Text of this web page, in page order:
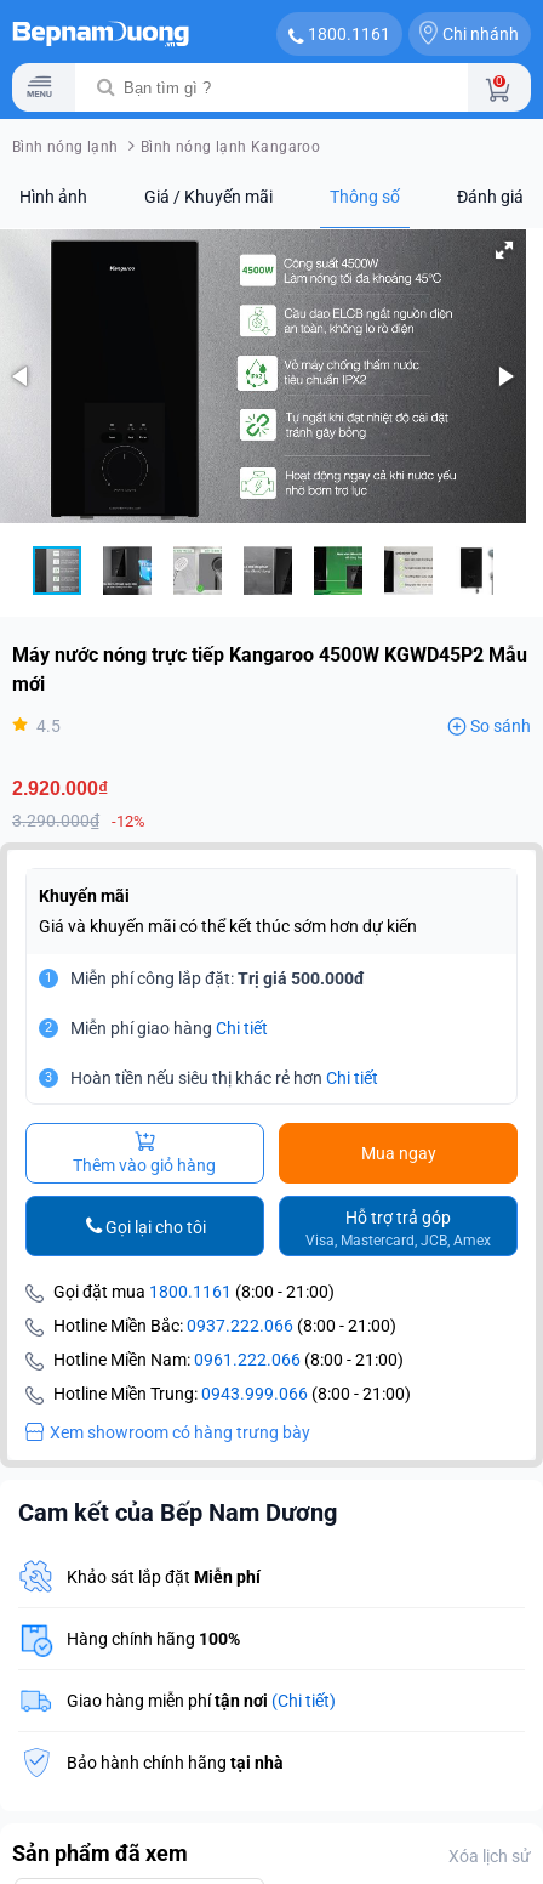
1800.1161 Chi nhánh
0
Bình nóng lạnh Bình nóng lạnh Kangaroo
Hình ảnh Giá / Khuyến mãi Thông số Đánh giá
Máy nước nóng trực tiếp Kangaroo 4500W KGWD45P2 Mẫu
mới
4.5 So sánh
2.920.000₫
3.290.000₫ -12%
Khuyến mãi
Giá và khuyến mãi có thể kết thúc sớm hơn dự kiến
1 Miễn phí công lắp đặt:Trị giá 500.000đ
2 Miễn phí giao hàng Chi tiết
3 Hoàn tiền nếu siêu thị khác rẻ hơn Chi tiết
Thêm vào giỏ hàng
Mua ngay
Hỗ trợ trả góp
Visa, Mastercard, JCB, Amex
Gọi lại cho tôi
Gọi đặt mua 1800.1161 (8:00 - 21:00)
Hotline Miền Bắc:0937.222.066 (8:00 - 21:00)
Hotline Miền Nam:0961.222.066 (8:00 - 21:00)
Hotline Miền Trung:0943.999.066 (8:00 - 21:00)
Xem showroom có hàng trưng bày
Cam kết của Bếp Nam Dương
Khảo sát lắp đặt Miễn phí
Hàng chính hãng 100%
Giao hàng miễn phítận nơi (Chi tiết)
Bảo hành chính hãng tại nhà
Sản phẩm đã xem Xóa lịch sử